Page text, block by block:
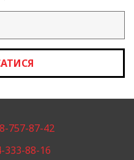
757-87-42
333-88-16